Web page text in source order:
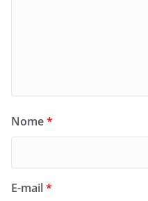
Nome*
E-mail*